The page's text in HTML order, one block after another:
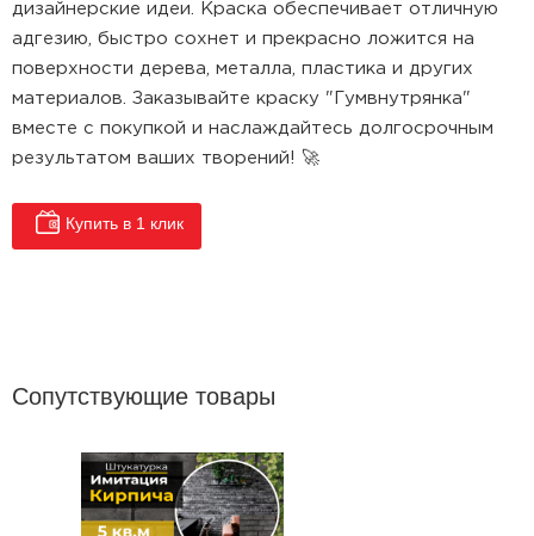
дизайнерские идеи. Краска обеспечивает отличную
адгезию, быстро сохнет и прекрасно ложится на
поверхности дерева, металла, пластика и других
материалов. Заказывайте краску "Гумвнутрянка"
вместе с покупкой и наслаждайтесь долгосрочным
результатом ваших творений! 🚀
Купить в 1 клик
Сопутствующие товары